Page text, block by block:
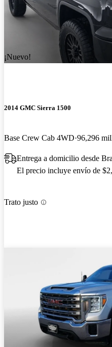
¡Nuevo!
2014 GMC Sierra 1500
Base Crew Cab 4WD 96,296
Entrega a domicilio desde
El precio incluye envío de
Trato justo